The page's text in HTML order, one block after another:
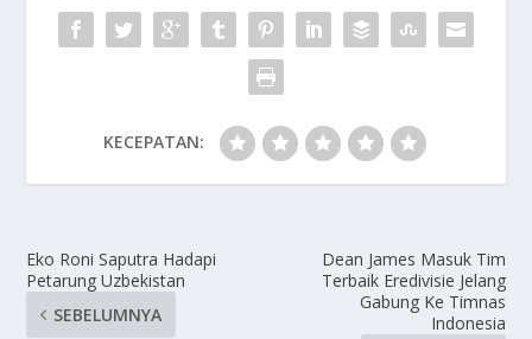
KECEPATAN:
Eko Roni Saputra Hadapi
Petarung Uzbekistan
SEBELUMNYA
Dean James Masuk Tim
Terbaik Eredivisie Jelang
Gabung Ke Timnas
Indonesia